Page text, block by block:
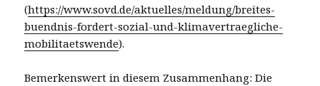
(https://www.sovd.de/aktuelles/meldung/breites-
buendnis-fordert-sozial-und-klimavertraegliche-
mobilitaetswende).
Bemerkenswert in diesem Zusammenhang: Die